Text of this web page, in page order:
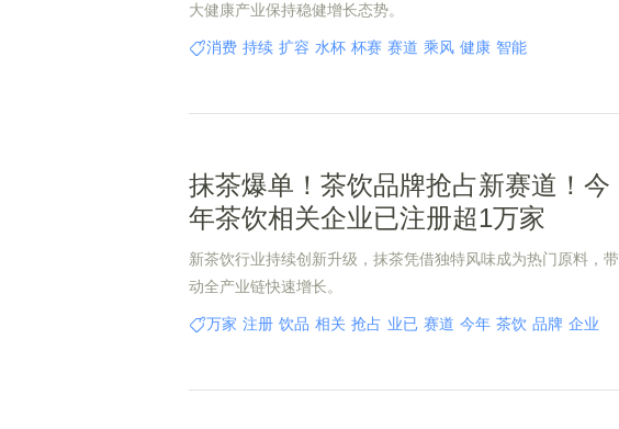
大健康产业保持稳健增长态势。
消费 持续 扩容 水杯 杯赛 赛道 乘风 健康 智能
抹茶爆单！茶饮品牌抢占新赛道！今
年茶饮相关企业已注册超1万家
新茶饮行业持续创新升级，抹茶凭借独特风味成为热门原料，带
动全产业链快速增长。
万家 注册 饮品 相关 抢占 业已 赛道 今年 茶饮 品牌 企业